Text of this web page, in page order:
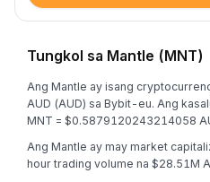
Tungkol sa Mantle (MNT)
Ang Mantle ay isang
AUD (AUD) sa Bybit-eu. Ang
MNT = $0.5879120243214058
Ang Mantle ay may market
hour trading volume na $28.51M